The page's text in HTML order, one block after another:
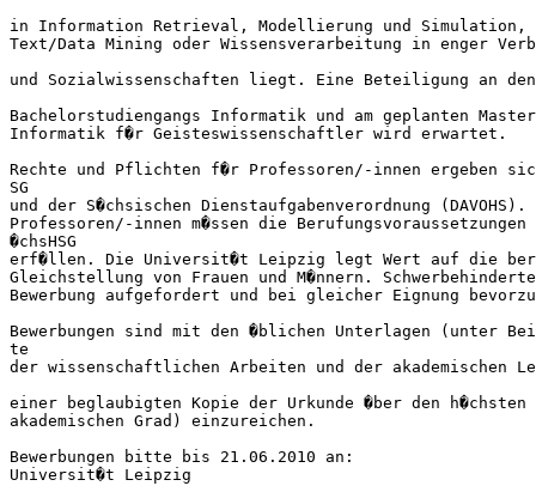
in Information Retrieval, Modellierung und Simulation,
Text/Data Mining oder Wissensverarbeitung in enger
und Sozialwissenschaften liegt. Eine Beteiligung an
Bachelorstudiengangs Informatik und am geplanten
Informatik f�r Geisteswissenschaftler wird erwartet.
Rechte und Pflichten f�r Professoren/-innen ergeben sich
SG
und der S�chsischen Dienstaufgabenverordnung
Professoren/-innen m�ssen die Berufungsvoraussetzungen
�chsHSG
erf�llen. Die Universit�t Leipzig legt Wert auf die
Gleichstellung von Frauen und M�nnern.
Bewerbung aufgefordert und bei gleicher Eignung
Bewerbungen sind mit den �blichen Unterlagen (unter
te
der wissenschaftlichen Arbeiten und der akademischen
einer beglaubigten Kopie der Urkunde �ber den h�chsten
akademischen Grad) einzureichen.
Bewerbungen bitte bis 21.06.2010 an:
Universit�t Leipzig